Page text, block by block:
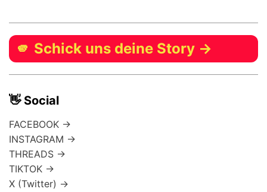
🫵 Schick uns deine Story →
👋 Social
FACEBOOK →
INSTAGRAM →
THREADS →
TIKTOK →
X (Twitter) →